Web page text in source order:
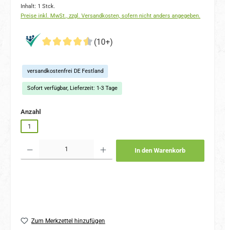
Inhalt: 1 Stck.
Preise inkl. MwSt., zzgl. Versandkosten, sofern nicht anders angegeben.
(10+)
versandkostenfrei DE Festland
Sofort verfügbar, Lieferzeit: 1-3 Tage
Anzahlauswählen
1
In den Warenkorb
Zum Merkzettel hinzufügen